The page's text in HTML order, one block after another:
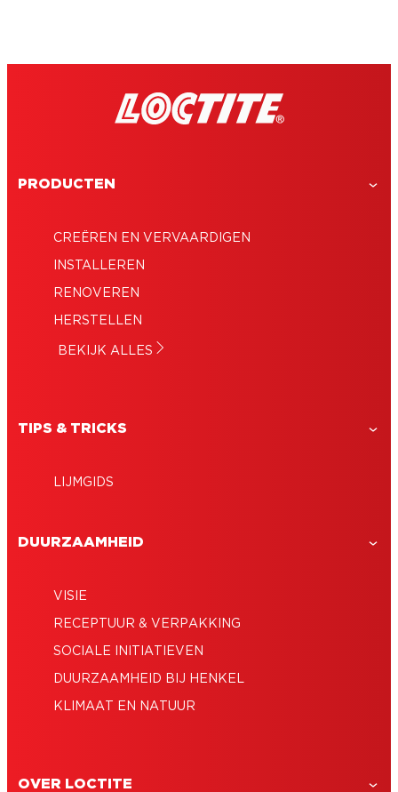
PRODUCTEN
CREËREN EN VERVAARDIGEN
INSTALLEREN
RENOVEREN
HERSTELLEN
BEKIJK ALLES
TIPS & TRICKS
LIJMGIDS
DUURZAAMHEID
VISIE
RECEPTUUR & VERPAKKING
SOCIALE INITIATIEVEN
DUURZAAMHEID BIJ HENKEL
KLIMAAT EN NATUUR
OVER LOCTITE